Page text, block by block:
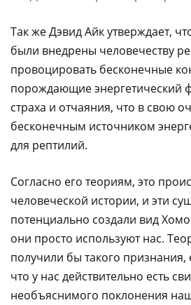
Так же Дэвид Айк утверждает,
были внедрены человечеству
провоцировать бесконечные
порождающие энергетический
страха и отчаяния, что в свою
бесконечным источником
для рептилий.
Согласно его теориям, это
человеческой истории, и эти
потенциально создали вид
они просто используют нас.
получили бы такого признания,
что у нас действительно есть
необъяснимого поклонения